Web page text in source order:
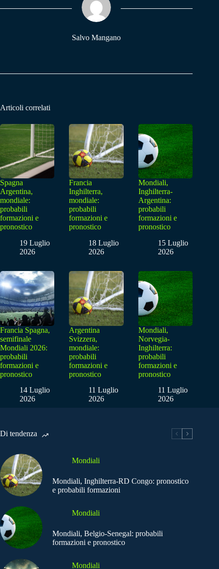
pp m
Salvo Mangano
Articoli correlati
Spagna
Argentina,
mondiale:
probabili
formazioni e
pronostico
19 Luglio
2026
Francia
Inghilterra,
mondiale:
probabili
formazioni e
pronostico
18 Luglio
2026
Mondiali,
Inghilterra-
Argentina:
probabili
formazioni e
pronostico
15 Luglio
2026
Francia Spagna,
semifinale
Mondiali 2026:
probabili
formazioni e
pronostico
14 Luglio
2026
Argentina
Svizzera,
mondiale:
probabili
formazioni e
pronostico
11 Luglio
2026
Mondiali,
Norvegia-
Inghilterra:
probabili
formazioni e
pronostico
11 Luglio
2026
Di tendenza
Mondiali
Mondiali, Inghilterra-RD Congo: pronostico
e probabili formazioni
Mondiali
Mondiali, Belgio-Senegal: probabili
formazioni e pronostico
Mondiali